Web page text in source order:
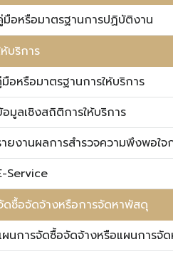
มือหรือมาตรฐานการปฏิบัติงาน
บริการ
มือหรือมาตรฐานการให้บริการ
อมูลเชิงสถิติการให้บริการ
ายงานผลการสำรวจความพึงพอใจ
Service
ดซื้อจัดจ้างหรือการจัดหาพัสดุ
ผนการจัดซื้อจัดจ้างหรือแผนการจั